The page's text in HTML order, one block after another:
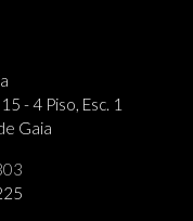
- 4 Piso, Esc. 1
Gaia